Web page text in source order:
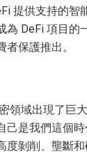
提供支持的
為 DeFi 項目
保護推出。
領域出現了巨
己是我們這個
剝削、壟斷和